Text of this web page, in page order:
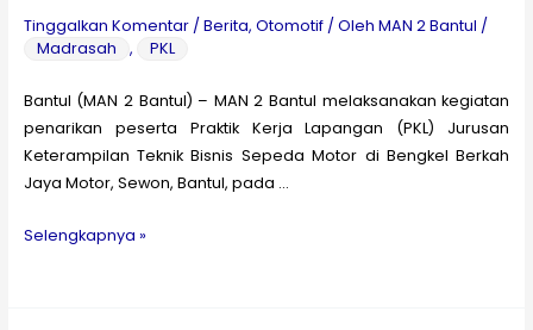
Tinggalkan Komentar / Berita, Otomotif/ Oleh MAN 2 Bantul /
Madrasah
, PKL
Bantul (MAN 2 Bantul) – MAN 2 Bantul melaksanakan kegiatan
penarikan peserta Praktik Kerja Lapangan (PKL) Jurusan
Keterampilan Teknik Bisnis Sepeda Motor di Bengkel Berkah
Jaya Motor, Sewon, Bantul, pada …
Tuntas
Selengkapnya »